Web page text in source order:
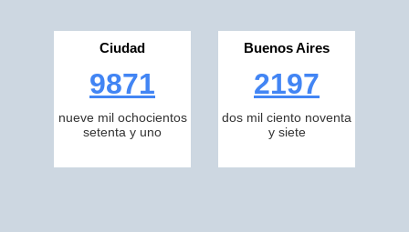
Ciudad
9871
nueve mil ochocientos
setenta y uno
Buenos Aires
2197
dos mil ciento noventa
y siete